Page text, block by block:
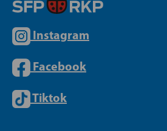
Instagram
Facebook
Tiktok